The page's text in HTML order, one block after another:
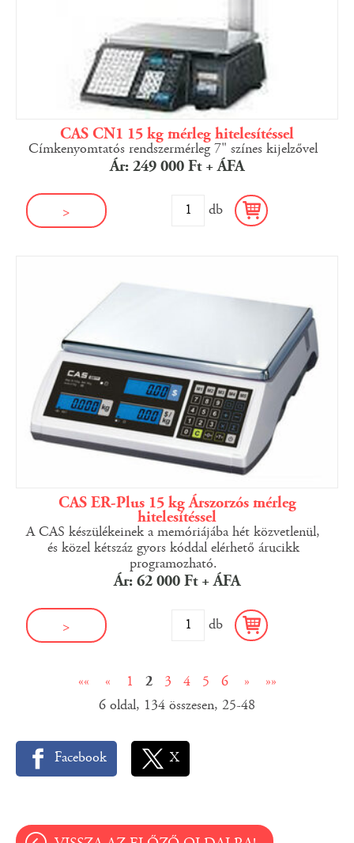
CAS CN1 15 kg mérleg hitelesítéssel
Címkenyomtatós rendszermérleg 7" színes kijelzővel
Ár: 249 000 Ft + ÁFA
> db
CAS ER-Plus 15 kg Árszorzós mérleg
hitelesítéssel
A CAS készülékeinek a memóriájába hét közvetlenül,
és közel kétszáz gyors kóddal elérhető árucikk
programozható.
Ár: 62 000 Ft + ÁFA
> db
«« « 1 2 3 4 5 6 »
»»
6 oldal, 134 összesen, 25-48
Facebook X